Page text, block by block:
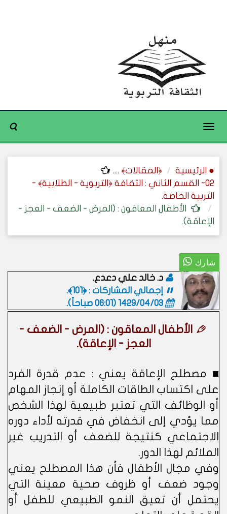
Toggle
● الرئيسية ﴿المقالات﴾ ....
02- القسم الثاني : الثقافة ﴿التربوية - الطلابية﴾ -
التربية الخاصة.
الأطفال المعاقون : (المرض - الضعف - العجز -
الإعاقة).
د. خالد علي دعدع.
إجمالي المشاركات : ﴿101﴾.
1429/04/03 (06:01 صباحاً)
.
الأطفال المعاقون : (المرض - الضعف -
العجز - الإعاقة).
■ مصطلح الإعاقة يعني : عدم قدرة الفرد
على اكتساب الطاقات الكاملة أو إنجاز المهام
أو الوظائف التي تعتبر طبيعية لهذا الشخص
مما يؤدي إلى انخفاض في قدرته لأداء دوره
الاجتماعي كنتيجة للضعف أو التدريب غير
الملائم لهذا الدور.
وفي مجال الأطفال فأن هذا المصطلح يعني
وجود ضعف أو ظروف صحية معينة التي
يحتمل أن تعيق النمو الطبيعي للطفل أو